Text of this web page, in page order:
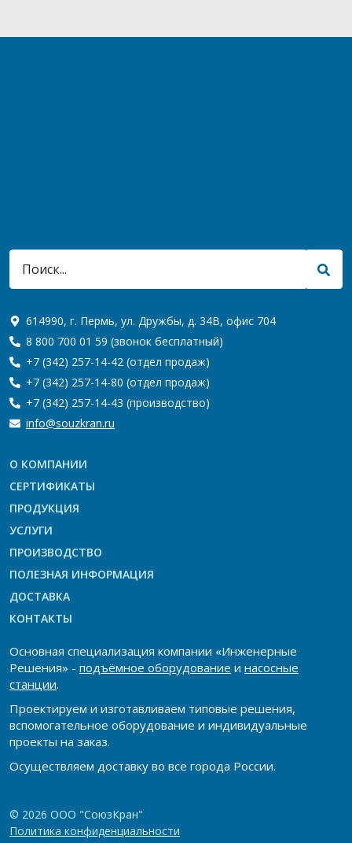
614990, г. Пермь, ул. Дружбы, д. 34В, офис 704
8 800 700 01 59 (звонок бесплатный)
+7 (342) 257-14-42 (отдел продаж)
+7 (342) 257-14-80 (отдел продаж)
+7 (342) 257-14-43 (производство)
info@souzkran.ru
О КОМПАНИИ
СЕРТИФИКАТЫ
ПРОДУКЦИЯ
УСЛУГИ
ПРОИЗВОДСТВО
ПОЛЕЗНАЯ ИНФОРМАЦИЯ
ДОСТАВКА
КОНТАКТЫ
Основная специализация компании «Инженерные
Решения» - подъёмное оборудование и насосные
станции.
Проектируем и изготавливаем типовые решения,
вспомогательное оборудование и индивидуальные
проекты на заказ.
Осуществляем доставку во все города России.
© 2026 ООО "СоюзКран"
Политика конфиденциальности